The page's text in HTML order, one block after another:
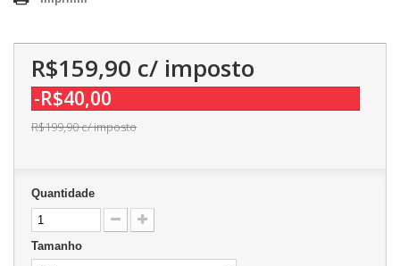
R$159,90 c/ imposto
-R$40,00
R$199,90c/ imposto
Quantidade
Tamanho